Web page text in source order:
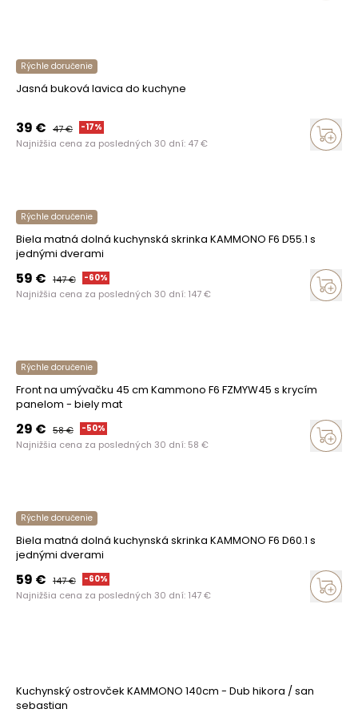
Rýchle doručenie
Jasná buková lavica do kuchyne
39 € 47€ -17%
Najnižšia cena za posledných 30 dní: 47€
Rýchle doručenie
Biela matná dolná kuchynská skrinka KAMMONO F6 D55.1 s
jednými dverami
59 € 147€ -60%
Najnižšia cena za posledných 30 dní: 147€
Rýchle doručenie
Front na umývačku 45 cm Kammono F6 FZMYW45 s krycím
panelom - biely mat
29 € 58€ -50%
Najnižšia cena za posledných 30 dní: 58 €
Rýchle doručenie
Biela matná dolná kuchynská skrinka KAMMONO F6 D60.1 s
jednými dverami
59 € 147€ -60%
Najnižšia cena za posledných 30 dní: 147€
Kuchynský ostrovček KAMMONO 140cm - Dub hikora / san
sebastian